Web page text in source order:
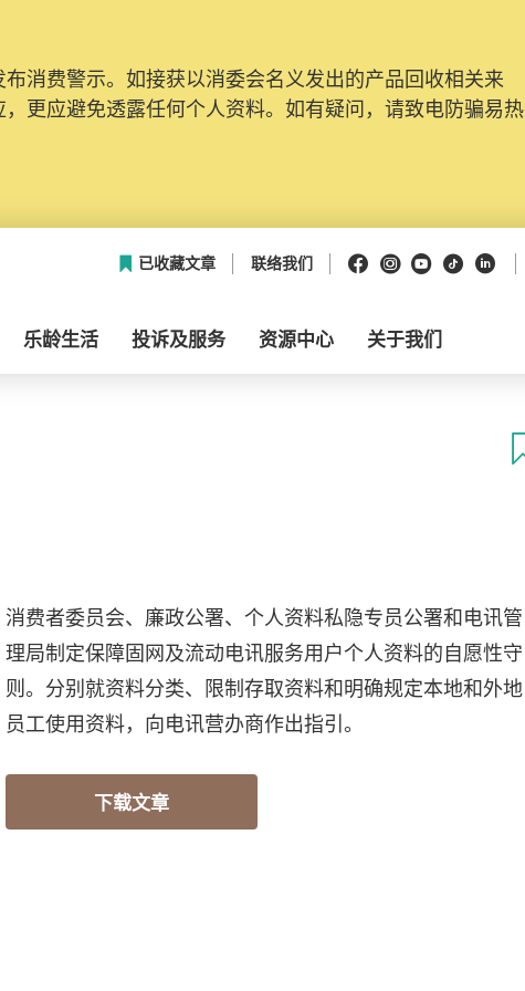
消费警示。如接获以消委会名义发出的产品回收相关来
更应避免透露任何个人资料。如有疑问，请致电防骗易热
已收藏文章 联络我们 Facebook
Instagram
Youtube
抖音领英
乐龄生活 投诉及服务 资源中心 关于我们
消费者委员会、廉政公署、个人资料私隐专员公署和电讯管
理局制定保障固网及流动电讯服务用户个人资料的自愿性守
则。分别就资料分类、限制存取资料和明确规定本地和外地
员工使用资料，向电讯营办商作出指引。
下载文章